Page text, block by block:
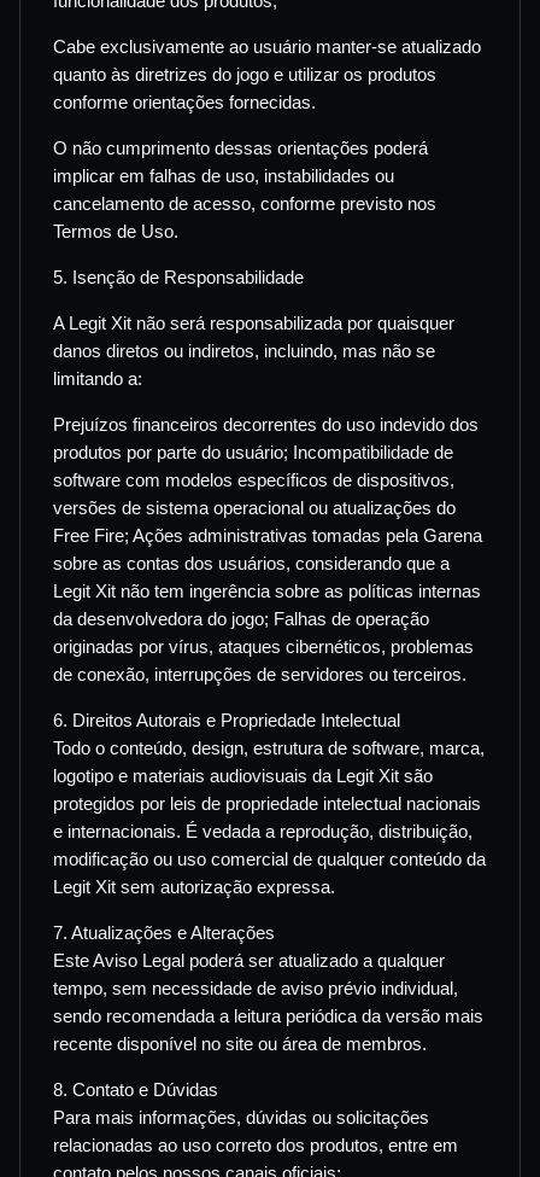
Cabe exclusivamente ao usuário manter-se atualizado
quanto às diretrizes do jogo e utilizar os produtos
conforme orientações fornecidas.
O não cumprimento dessas orientações poderá
implicar em falhas de uso, instabilidades ou
cancelamento de acesso, conforme previsto nos
Termos de Uso.
5. Isenção de Responsabilidade
A Legit Xit não será responsabilizada por quaisquer
danos diretos ou indiretos, incluindo, mas não se
limitando a:
Prejuízos financeiros decorrentes do uso indevido dos
produtos por parte do usuário; Incompatibilidade de
software com modelos específicos de dispositivos,
versões de sistema operacional ou atualizações do
Free Fire; Ações administrativas tomadas pela Garena
sobre as contas dos usuários, considerando que a
Legit Xit não tem ingerência sobre as políticas internas
da desenvolvedora do jogo; Falhas de operação
originadas por vírus, ataques cibernéticos, problemas
de conexão, interrupções de servidores ou terceiros.
6. Direitos Autorais e Propriedade Intelectual
Todo o conteúdo, design, estrutura de software, marca,
logotipo e materiais audiovisuais da Legit Xit são
protegidos por leis de propriedade intelectual nacionais
e internacionais. É vedada a reprodução, distribuição,
modificação ou uso comercial de qualquer conteúdo da
Legit Xit sem autorização expressa.
7. Atualizações e Alterações
Este Aviso Legal poderá ser atualizado a qualquer
tempo, sem necessidade de aviso prévio individual,
sendo recomendada a leitura periódica da versão mais
recente disponível no site ou área de membros.
8. Contato e Dúvidas
Para mais informações, dúvidas ou solicitações
relacionadas ao uso correto dos produtos, entre em
contato pelos nossos canais oficiais: